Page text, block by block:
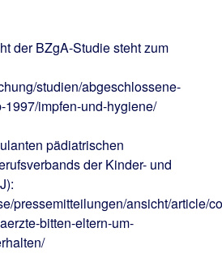
der BZgA-Studie steht zum
studien/abgeschlossene-
1997/impfen-und-hygiene/
pädiatrischen
der Kinder- und
pressemitteilungen/ansicht/article/
bitten-eltern-um-